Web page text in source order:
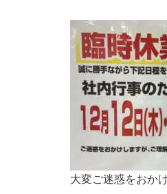
大変ご迷惑をおか